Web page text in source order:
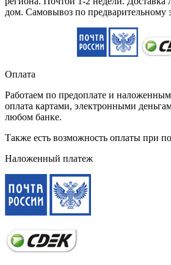
дом. Самовывоз по предварительному
Оплата
Работаем по предоплате и
оплата картами, электронными
любом банке.
Также есть возможность оплаты при
Наложенный платеж